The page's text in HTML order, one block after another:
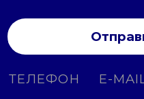
ТЕЛЕФОН E-